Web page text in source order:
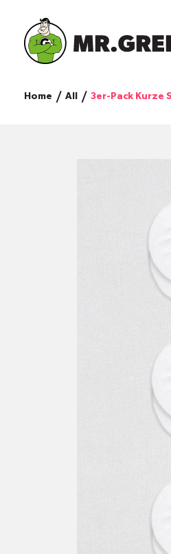
Home All 3er-Pack Kurze